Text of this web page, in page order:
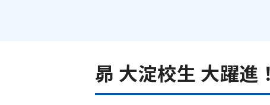
昴 大淀校生 大躍進